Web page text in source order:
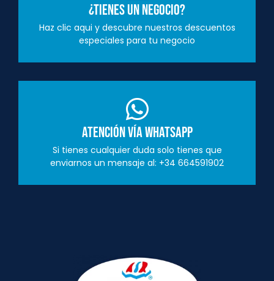
¿Tienes un negocio?
Haz clic aqui y descubre nuestros descuentos
especiales para tu negocio
Atención vía Whatsapp
Si tienes cualquier duda solo tienes que
enviarnos un mensaje al: +34 664591902